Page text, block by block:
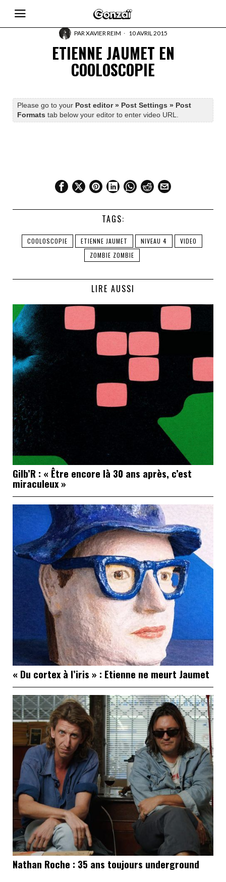
PARXAVIER REIM 10 AVRIL 2015
ETIENNE JAUMET EN
COOLOSCOPIE
Please go to your Post editor » Post Settings » Post
Formats tab below your editor to enter video URL.
TAGS:
COOLOSCOPIE ETIENNE JAUMET NIVEAU 4
VIDEO
ZOMBIE ZOMBIE
LIRE AUSSI
Gilb’R : « Être encore là 30 ans après, c’est
miraculeux »
« Du cortex à l’iris » : Etienne ne meurt Jaumet
Nathan Roche : 35 ans toujours underground